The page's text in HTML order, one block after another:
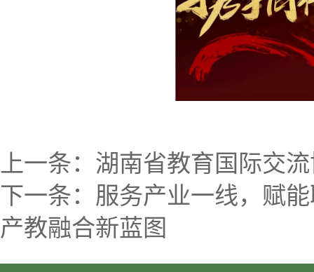
上一条： 湖南省教育国际交
下一条： 服务产业一线，赋
产教融合新蓝图